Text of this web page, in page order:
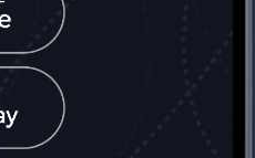
Տարածել
սոցիալական
ցանցում